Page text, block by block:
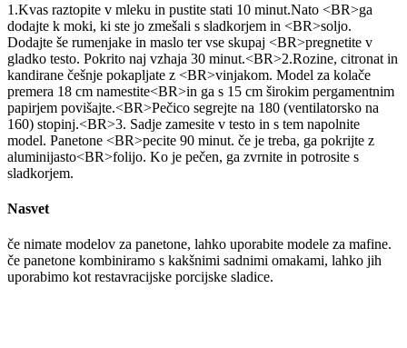
1.Kvas raztopite v mleku in pustite stati 10 minut.Nato <BR>ga
dodajte k moki, ki ste jo zmešali s sladkorjem in <BR>soljo.
Dodajte še rumenjake in maslo ter vse skupaj <BR>pregnetite v
gladko testo. Pokrito naj vzhaja 30 minut.<BR>2.Rozine, citronat in
kandirane češnje pokapljate z <BR>vinjakom. Model za kolače
premera 18 cm namestite<BR>in ga s 15 cm širokim pergamentnim
papirjem povišajte.<BR>Pečico segrejte na 180 (ventilatorsko na
160) stopinj.<BR>3. Sadje zamesite v testo in s tem napolnite
model. Panetone <BR>pecite 90 minut. če je treba, ga pokrijte z
aluminijasto<BR>folijo. Ko je pečen, ga zvrnite in potrosite s
sladkorjem.
Nasvet
če nimate modelov za panetone, lahko uporabite modele za mafine.
če panetone kombiniramo s kakšnimi sadnimi omakami, lahko jih
uporabimo kot restavracijske porcijske sladice.